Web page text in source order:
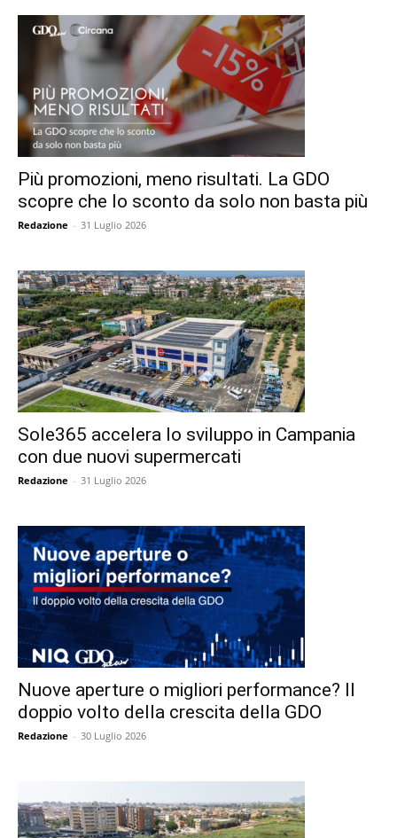
Più promozioni, meno risultati. La GDO
scopre che lo sconto da solo non basta più
Redazione - 31 Luglio 2026
Sole365 accelera lo sviluppo in Campania
con due nuovi supermercati
Redazione - 31 Luglio 2026
Nuove aperture o migliori performance? Il
doppio volto della crescita della GDO
Redazione - 30 Luglio 2026